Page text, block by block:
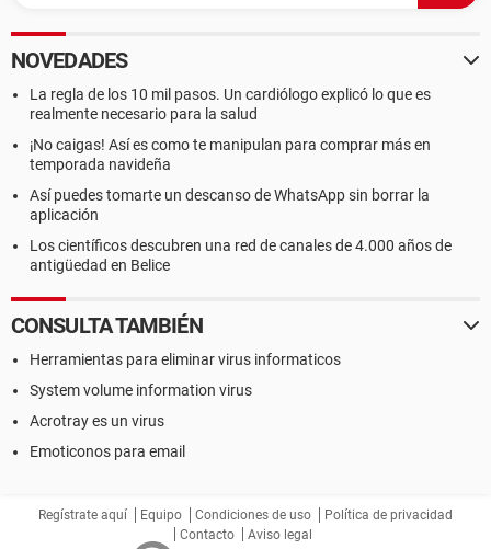
NOVEDADES
La regla de los 10 mil pasos. Un cardiólogo explicó lo que es
realmente necesario para la salud
¡No caigas! Así es como te manipulan para comprar más en
temporada navideña
Así puedes tomarte un descanso de WhatsApp sin borrar la
aplicación
Los científicos descubren una red de canales de 4.000 años de
antigüedad en Belice
CONSULTA TAMBIÉN
Herramientas para eliminar virus informaticos
System volume information virus
Acrotray es un virus
Emoticonos para email
Regístrate aquí Equipo Condiciones de uso
Política de privacidad
Contacto
Aviso legal